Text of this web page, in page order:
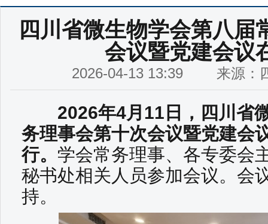
四川省微生物学会第八届
会议暨党建会议
2026-04-13 13:39 来源：
2026年4月11日，四川省
务理事会第十次会议暨党建会
行。 学会常务理事、各专委会
秘书处相关人员参加会议。会
持。